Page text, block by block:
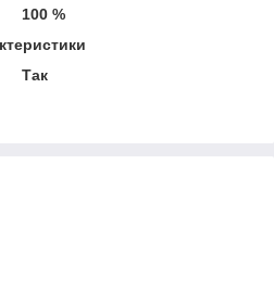
100 %
Так